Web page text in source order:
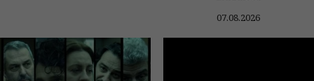
07.08.2026